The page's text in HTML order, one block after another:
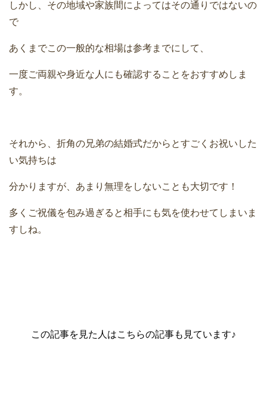
しかし、その地域や家族間によってはその通りではないの
で
あくまでこの一般的な相場は参考までにして、
一度ご両親や身近な人にも確認することをおすすめしま
す。
それから、折角の兄弟の結婚式だからとすごくお祝いした
い気持ちは
分かりますが、あまり無理をしないことも大切です！
多くご祝儀を包み過ぎると相手にも気を使わせてしまいま
すしね。
この記事を見た人はこちらの記事も見ています♪